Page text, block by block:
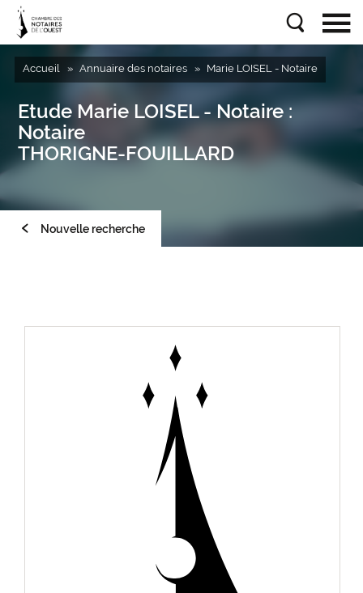
Accueil Annuaire des notaires Marie LOISEL - Notaire
Etude Marie LOISEL - Notaire :
Notaire
THORIGNE-FOUILLARD
Nouvelle recherche